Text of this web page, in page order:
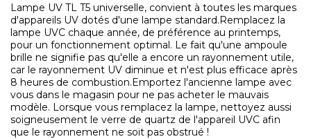
Lampe UV TL T5 universelle, convient à toutes les marques
d'appareils UV dotés d'une lampe standard.Remplacez la
lampe UVC chaque année, de préférence au printemps,
pour un fonctionnement optimal. Le fait qu'une ampoule
brille ne signifie pas qu'elle a encore un rayonnement utile,
car le rayonnement UV diminue et n'est plus efficace après
8 heures de combustion.Emportez l'ancienne lampe avec
vous dans le magasin pour ne pas acheter le mauvais
modèle. Lorsque vous remplacez la lampe, nettoyez aussi
soigneusement le verre de quartz de l'appareil UVC afin
que le rayonnement ne soit pas obstrué !